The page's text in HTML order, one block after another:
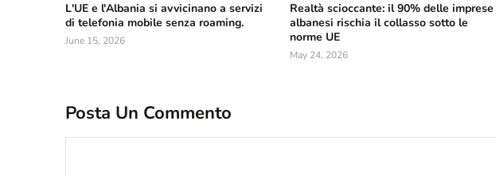
L'UE e l'Albania si avvicinano a servizi
di telefonia mobile senza roaming.
June 15, 2026
Realtà scioccante: il 90% delle imprese
albanesi rischia il collasso sotto le
norme UE
May 24, 2026
Posta Un Commento